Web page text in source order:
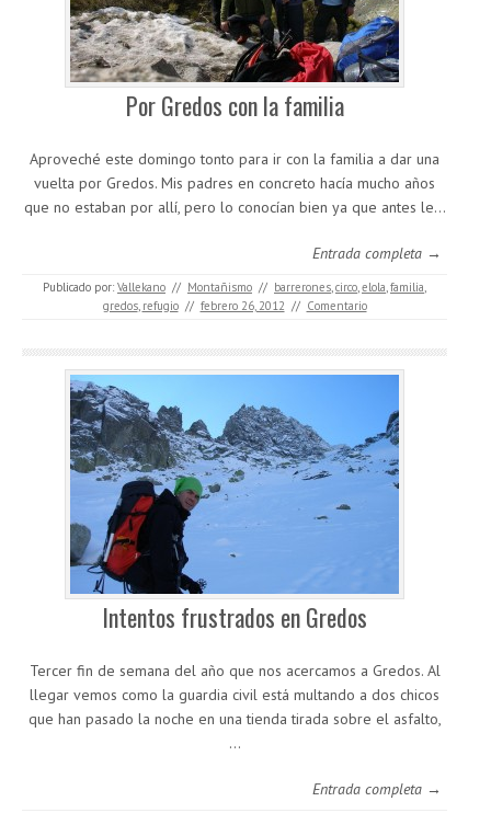
Por Gredos con la familia
Aproveché este domingo tonto para ir con la familia a dar una
vuelta por Gredos. Mis padres en concreto hacía mucho años
que no estaban por allí, pero lo conocían bien ya que antes le…
Entrada completa →
Publicado por: Vallekano // Montañismo // barrerones circo elola familia
gredos, refugio // febrero 26, 2012 // Comentario
Intentos frustrados en Gredos
Tercer fin de semana del año que nos acercamos a Gredos. Al
llegar vemos como la guardia civil está multando a dos chicos
que han pasado la noche en una tienda tirada sobre el asfalto,
…
Entrada completa →